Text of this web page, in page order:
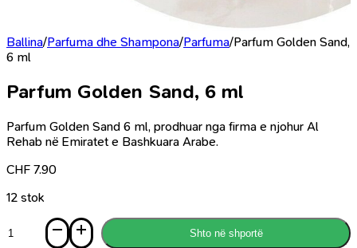
Ballina/Parfuma dhe Shampona/Parfuma/Parfum Golden Sand,
6 ml
Parfum Golden Sand, 6 ml
Parfum Golden Sand 6 ml, prodhuar nga firma e njohur Al
Rehab në Emiratet e Bashkuara Arabe.
CHF 7.90
12 stok
Parfum
Shto në shportë